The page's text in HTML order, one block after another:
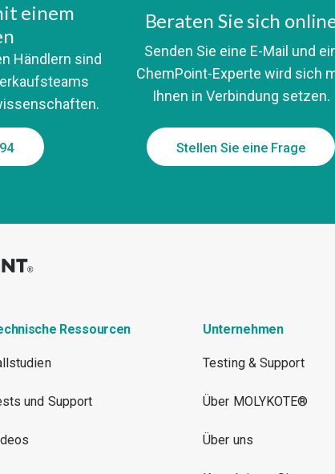
einem
Händlern sind
Beraten Sie sich
Senden Sie eine E-Mail und
ChemPoint-Experte wird sich
Ihnen in Verbindung setzen.
Stellen Sie eine Frage
Ressourcen
und Support
Unternehmen
Testing & Support
Über MOLYKOTE®
Über uns